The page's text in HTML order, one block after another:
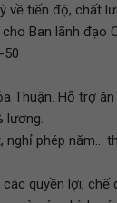
về tiến độ, chất
Ban lãnh đạo
50
Thuận. Hỗ trợ
lương.
nghỉ phép năm...
quyền lợi, chế